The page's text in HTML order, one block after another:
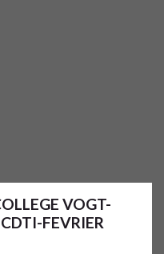
VOGT-
FEVRIER